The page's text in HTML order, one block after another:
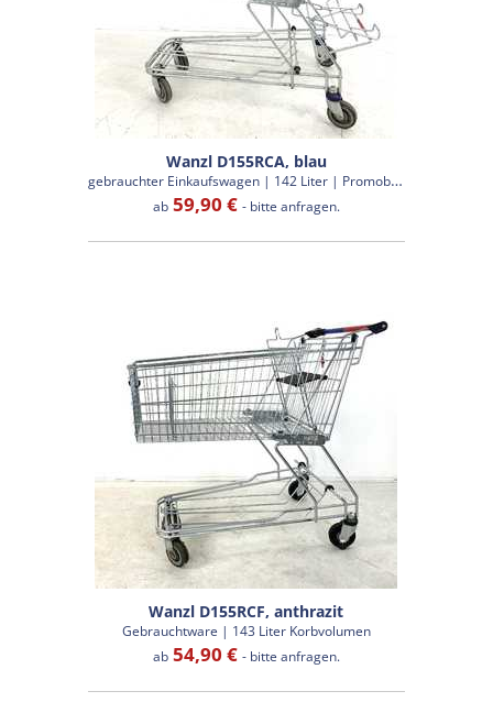
Wanzl D155RCA, blau
g
ebrauchter Einkaufswagen | 142 Liter | Promobox
ab59,90 € - bitte anfragen.
Wanzl D155RCF, anthrazit
Gebrauchtware | 143 Liter Korbvolumen
ab54,90 € - bitte anfragen.